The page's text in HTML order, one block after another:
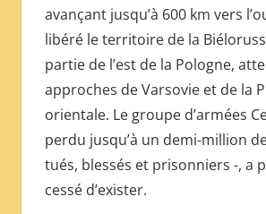
avançant jusqu’à 600 km vers
libéré le territoire de la
partie de l’est de la Pologne,
approches de Varsovie et de la
orientale. Le groupe d’armées
perdu jusqu’à un demi-million
tués, blessés et prisonniers -, a
cessé d’exister.